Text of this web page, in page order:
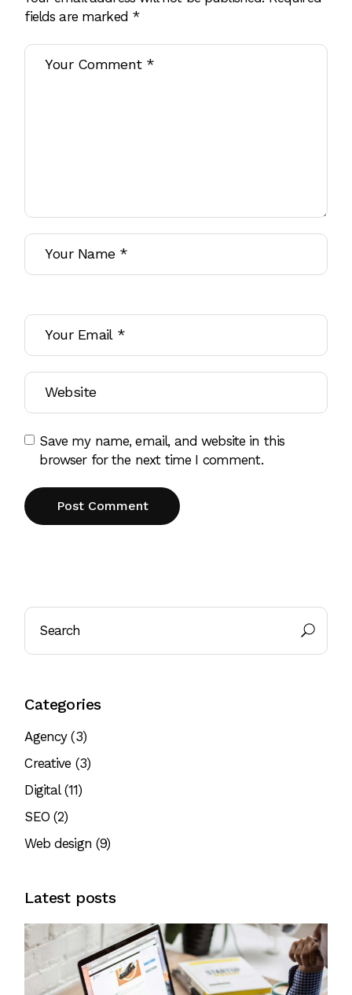
fields are marked *
Save my name, email, and website in this
browser for the next time I comment.
Post Comment
Categories
Agency(3)
Creative (3)
Digital(11)
SEO(2)
Web design (9)
Latest posts